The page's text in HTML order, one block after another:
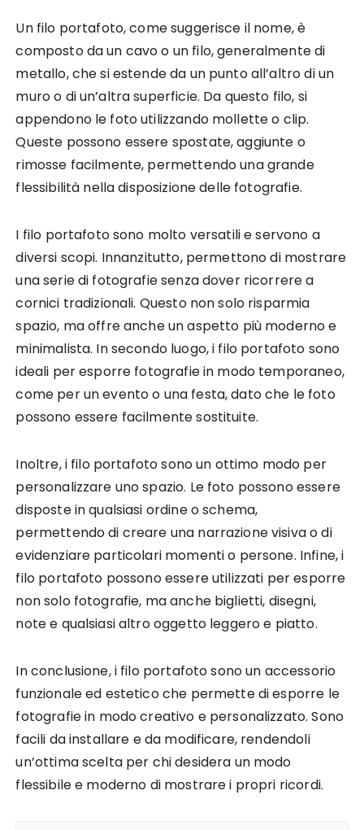
Un filo portafoto, come suggerisce il nome, è
composto da un cavo o un filo, generalmente di
metallo, che si estende da un punto all’altro di un
muro o di un’altra superficie. Da questo filo, si
appendono le foto utilizzando mollette o clip.
Queste possono essere spostate, aggiunte o
rimosse facilmente, permettendo una grande
flessibilità nella disposizione delle fotografie.
I filo portafoto sono molto versatili e servono a
diversi scopi. Innanzitutto, permettono di mostrare
una serie di fotografie senza dover ricorrere a
cornici tradizionali. Questo non solo risparmia
spazio, ma offre anche un aspetto più moderno e
minimalista. In secondo luogo, i filo portafoto sono
ideali per esporre fotografie in modo temporaneo,
come per un evento o una festa, dato che le foto
possono essere facilmente sostituite.
Inoltre, i filo portafoto sono un ottimo modo per
personalizzare uno spazio. Le foto possono essere
disposte in qualsiasi ordine o schema,
permettendo di creare una narrazione visiva o di
evidenziare particolari momenti o persone. Infine, i
filo portafoto possono essere utilizzati per esporre
non solo fotografie, ma anche biglietti, disegni,
note e qualsiasi altro oggetto leggero e piatto.
In conclusione, i filo portafoto sono un accessorio
funzionale ed estetico che permette di esporre le
fotografie in modo creativo e personalizzato. Sono
facili da installare e da modificare, rendendoli
un’ottima scelta per chi desidera un modo
flessibile e moderno di mostrare i propri ricordi.